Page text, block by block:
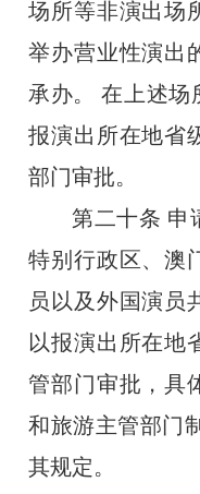
场所等非演出场
举办营业性演出
承办。
在上述场
报演出所在地省
部门审批。
第二十条 申
特别行政区、澳
员以及外国演员
以报演出所在地
管部门审批，具
和旅游主管部门
其规定。